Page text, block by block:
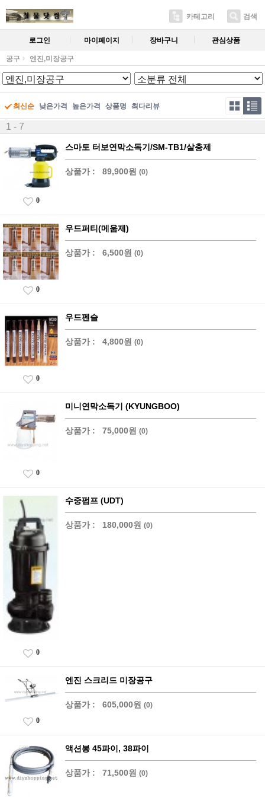
카테고리 검색
로그인 마이페이지 장바구니 관심상품
공구 엔진,미장공구
최신순 낮은가격 높은가격 상품명 최다리뷰
1 - 7
스마토 터보연막소독기/SM-TB1/살충제
상품가 : 89,900원 (0)
0
우드퍼티(메움제)
상품가 : 6,500원 (0)
0
우드펜슬
상품가 : 4,800원 (0)
0
미니연막소독기 (KYUNGBOO)
상품가 : 75,000원 (0)
0
수중펌프 (UDT)
상품가 : 180,000원 (0)
0
엔진 스크리드 미장공구
상품가 : 605,000원 (0)
0
액션봉 45파이, 38파이
상품가 : 71,500원 (0)